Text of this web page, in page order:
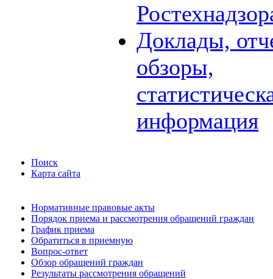
Доклады,
обзоры,
информация
Поиск
Карта сайта
Нормативные правовые акты
Порядок приема и рассмотрения обращений граждан
График приема
Обратиться в приемную
Вопрос-ответ
Обзор обращений граждан
Результаты рассмотрения обращений